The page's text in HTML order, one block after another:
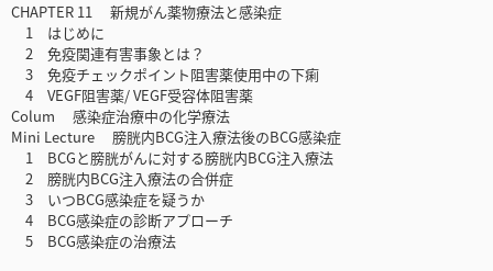
CHAPTER 11 新規がん薬物療法と感染症
1 はじめに
2 免疫関連有害事象とは？
3 免疫チェックポイント阻害薬使用中の下痢
4 VEGF阻害薬/ VEGF受容体阻害薬
Colum 感染症治療中の化学療法
Mini Lecture 膀胱内BCG注入療法後のBCG感染症
1 BCGと膀胱がんに対する膀胱内BCG注入療法
2 膀胱内BCG注入療法の合併症
3 いつBCG感染症を疑うか
4 BCG感染症の診断アプローチ
5 BCG感染症の治療法